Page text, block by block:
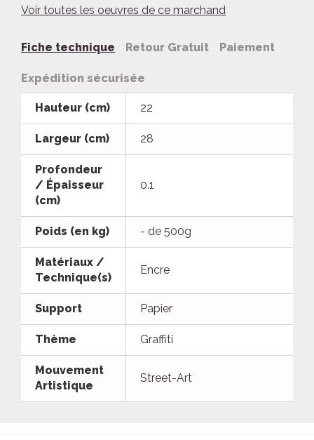
Voir toutes les oeuvres de ce marchand
Fiche technique Retour Gratuit Paiement
Expédition sécurisée
Hauteur (cm) 22
Largeur (cm) 28
Profondeur
/ Épaisseur
(cm)
0.1
Poids (en kg) - de 500g
Matériaux /
Technique(s)
Encre
Support Papier
Thème Graffiti
Mouvement
Artistique
Street-Art